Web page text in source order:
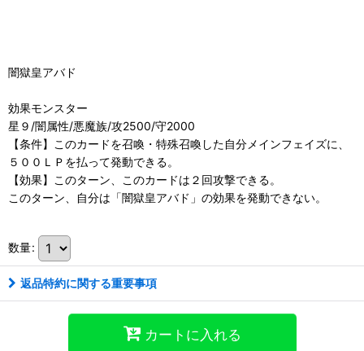
闇獄皇アバド
効果モンスター
星９/闇属性/悪魔族/攻2500/守2000
【条件】このカードを召喚・特殊召喚した自分メインフェイズに、
５００ＬＰを払って発動できる。
【効果】このターン、このカードは２回攻撃できる。
このターン、自分は「闇獄皇アバド」の効果を発動できない。
数量:
返品特約に関する重要事項
カートに入れる